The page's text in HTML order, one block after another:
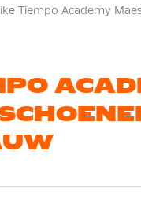
Tiempo Academy